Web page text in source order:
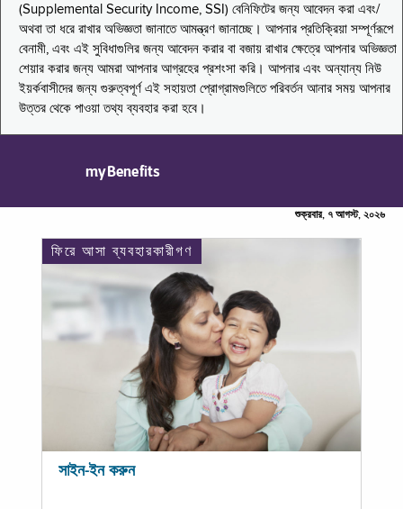
(Supplemental Security Income, SSI) বেনিফিটের জন্য আবেদন করা এবং/
অথবা তা ধরে রাখার অভিজ্ঞতা জানাতে আমন্ত্রণ জানাচ্ছে। আপনার প্রতিক্রিয়া সম্পূর্ণরূপে
বেনামী, এবং এই সুবিধাগুলির জন্য আবেদন করার বা বজায় রাখার ক্ষেত্রে আপনার অভিজ্ঞতা
শেয়ার করার জন্য আমরা আপনার আগ্রহের প্রশংসা করি। আপনার এবং অন্যান্য নিউ
ইয়র্কবাসীদের জন্য গুরুত্বপূর্ণ এই সহায়তা প্রোগ্রামগুলিতে পরিবর্তন আনার সময় আপনার
উত্তর থেকে পাওয়া তথ্য ব্যবহার করা হবে।
myBenefits
শুক্রবার, ৭ আগস্ট, ২০২৬
ফিরে আসা ব্যবহারকারীগণ
সাইন-ইন করুন